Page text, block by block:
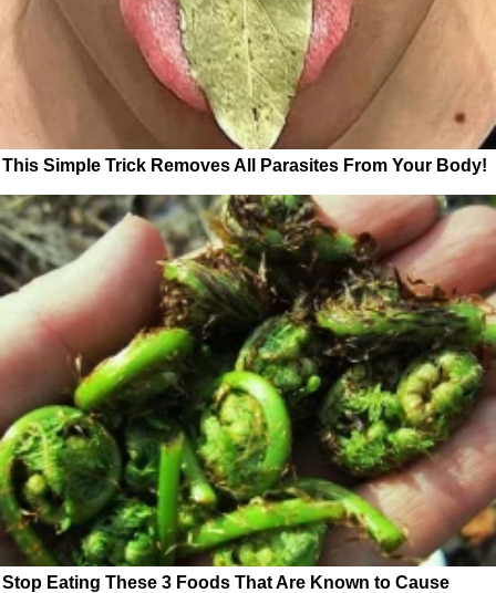
This Simple Trick Removes All Parasites From Your Body!
Stop Eating These 3 Foods That Are Known to Cause